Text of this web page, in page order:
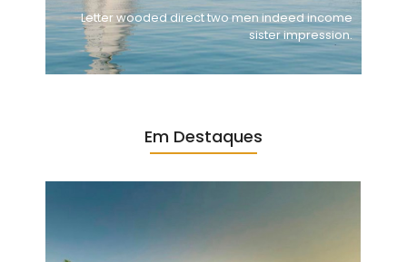
Letter wooded direct two men indeed income
sister impression.
Em Destaques